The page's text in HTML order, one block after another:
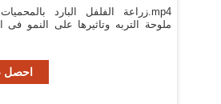
ملوحة التربه وتاثيرها على النمو فى
احصل